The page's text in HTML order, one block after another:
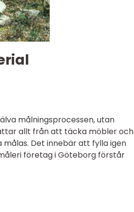
målningsprocessen, utan
allt från att täcka möbler och
Det innebär att fylla igen
företag i Göteborg förstår